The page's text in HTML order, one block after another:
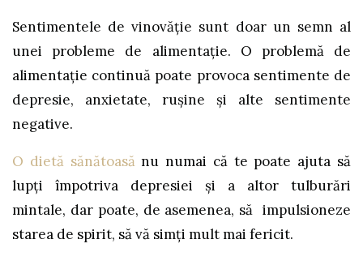
Sentimentele de vinovăție sunt doar un semn al
unei probleme de alimentație. O problemă de
alimentație continuă poate provoca sentimente de
depresie, anxietate, rușine și alte sentimente
negative.
O dietă sănătoasănu numai că te poate ajuta să
lupți împotriva depresiei și a altor tulburări
mintale, dar poate, de asemenea, să impulsioneze
starea de spirit, să vă simți mult mai fericit.